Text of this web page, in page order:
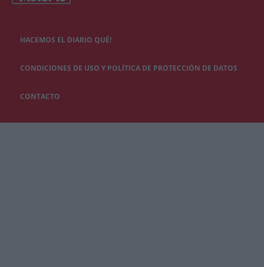
HACEMOS EL DIARIO QUÉ!
CONDICIONES DE USO Y POLÍTICA DE PROTECCIÓN DE DATOS
CONTACTO